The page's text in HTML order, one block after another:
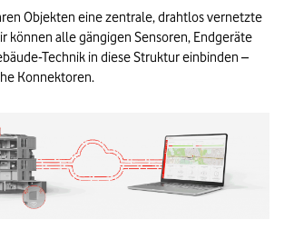
Objekten eine zentrale, drahtlos vernetzte
können alle gängigen Sensoren, Endgeräte
Technik in diese Struktur einbinden –
Konnektoren.